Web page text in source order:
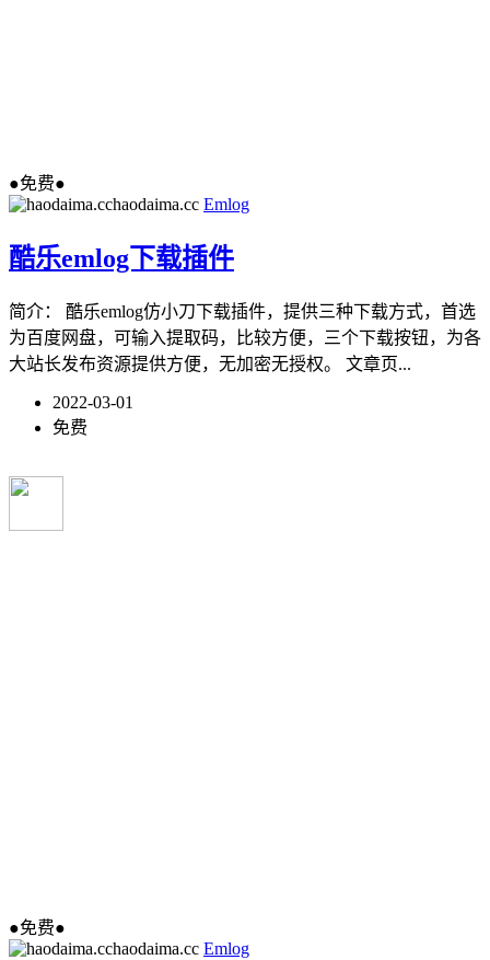
●免费●
haodaima.cc Emlog
酷乐emlog下载插件
简介： 酷乐emlog仿小刀下载插件，提供三种下载方式，首选
为百度网盘，可输入提取码，比较方便，三个下载按钮，为各
大站长发布资源提供方便，无加密无授权。 文章页...
2022-03-01
免费
●免费●
haodaima.cc Emlog